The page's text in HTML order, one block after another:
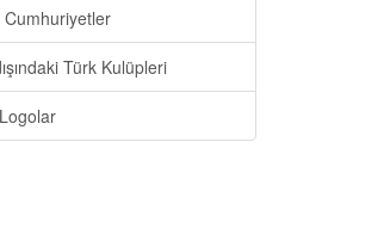
Cumhuriyetler
Türk Kulüpleri